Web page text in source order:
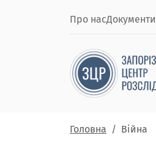
Про насДокументи
Головна Війна